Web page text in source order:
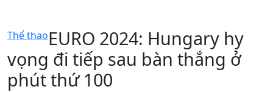
Thể thaoEURO 2024: Hungary hy
vọng đi tiếp sau bàn thắng ở
phút thứ 100